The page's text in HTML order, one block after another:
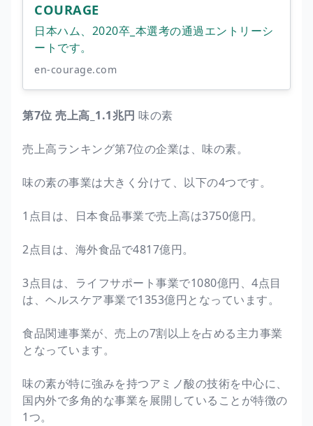
COURAGE
日本ハム、2020卒_本選考の通過エントリーシ
ートです。
en-courage.com
第7位 売上高_1.1兆円 味の素
売上高ランキング第7位の企業は、味の素。
味の素の事業は大きく分けて、以下の4つです。
1点目は、日本食品事業で売上高は3750億円。
2点目は、海外食品で4817億円。
3点目は、ライフサポート事業で1080億円、4点目
は、ヘルスケア事業で1353億円となっています。
食品関連事業が、売上の7割以上を占める主力事業
となっています。
味の素が特に強みを持つアミノ酸の技術を中心に、
国内外で多角的な事業を展開していることが特徴の
1つ。